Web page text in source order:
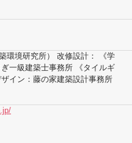
環境研究所） 改修設計： 《学
一級建築士事務所 《タイルギ
イン：藤の家建築設計事務所